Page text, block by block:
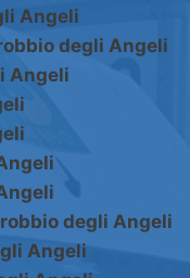
Angeli
degli Angeli
Angeli
degli Angeli
Angeli